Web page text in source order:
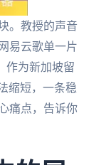
。教授的声音
易云歌单一片
作为新加坡留
缩短，一条稳
痛点，告诉你